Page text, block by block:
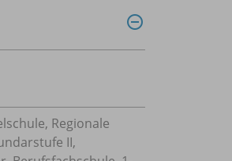
Regionale
II,